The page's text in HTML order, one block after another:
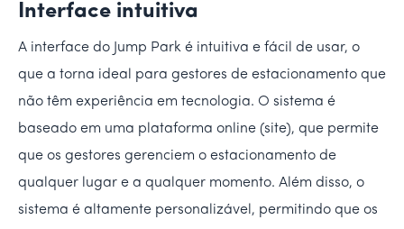
Interface intuitiva
A interface do Jump Park é intuitiva e fácil de usar, o
que a torna ideal para gestores de estacionamento que
não têm experiência em tecnologia. O sistema é
baseado em uma plataforma online (site), que permite
que os gestores gerenciem o estacionamento de
qualquer lugar e a qualquer momento. Além disso, o
sistema é altamente personalizável, permitindo que os